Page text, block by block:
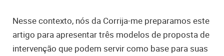
Nesse contexto, nós da Corrija-me preparamos este
artigo para apresentar três modelos de proposta de
intervenção que podem servir como base para suas